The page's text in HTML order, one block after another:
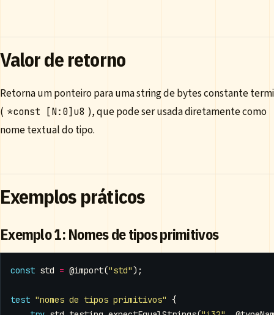
Valor de retorno
Retorna um ponteiro para uma string de bytes constante
( *const [N:0]u8 ), que pode ser usada diretamente como
nome textual do tipo.
Exemplos práticos
Exemplo 1: Nomes de tipos primitivos
const std = @import("std");
test "nomes de tipos primitivos" {